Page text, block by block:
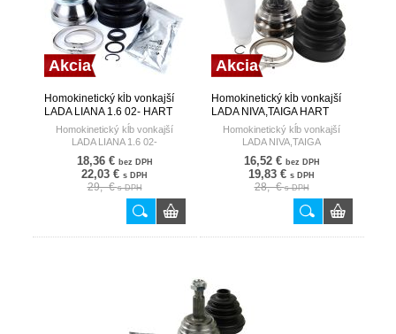
Akcia
Homokinetický kĺb vonkajší
LADA LIANA 1.6 02- HART
Homokinetický kĺb vonkajší
LADA LIANA 1.6 02-
18,36 € bez DPH
22,03 € s DPH
29,- €s DPH
Akcia
Homokinetický kĺb vonkajší
LADA NIVA,TAIGA HART
Homokinetický kĺb vonkajší
LADA NIVA,TAIGA
16,52 € bez DPH
19,83 € s DPH
28,- €s DPH